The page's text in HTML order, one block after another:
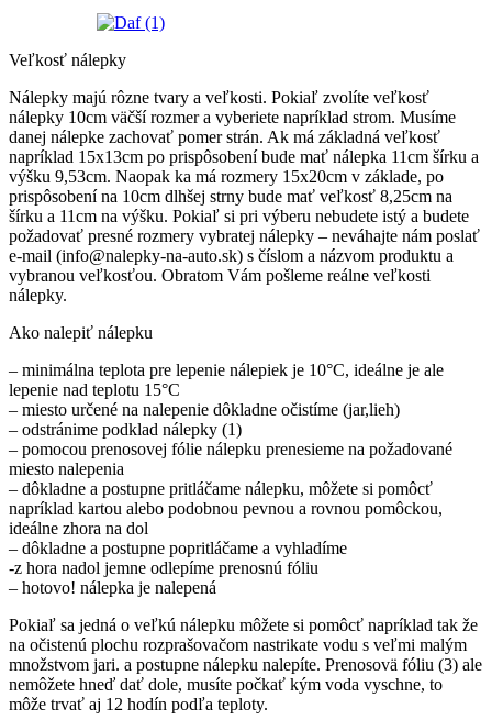
Veľkosť nálepky
Nálepky majú rôzne tvary a veľkosti. Pokiaľ zvolíte veľkosť
nálepky 10cm väčší rozmer a vyberiete napríklad strom. Musíme
danej nálepke zachovať pomer strán. Ak má základná veľkosť
napríklad 15x13cm po prispôsobení bude mať nálepka 11cm šírku a
výšku 9,53cm. Naopak ka má rozmery 15x20cm v základe, po
prispôsobení na 10cm dlhšej strny bude mať veľkosť 8,25cm na
šírku a 11cm na výšku. Pokiaľ si pri výberu nebudete istý a budete
požadovať presné rozmery vybratej nálepky – neváhajte nám poslať
e-mail (info@nalepky-na-auto.sk) s číslom a názvom produktu a
vybranou veľkosťou. Obratom Vám pošleme reálne veľkosti
nálepky.
Ako nalepiť nálepku
– minimálna teplota pre lepenie nálepiek je 10°C, ideálne je ale
lepenie nad teplotu 15°C
– miesto určené na nalepenie dôkladne očistíme (jar,lieh)
– odstránime podklad nálepky (1)
– pomocou prenosovej fólie nálepku prenesieme na požadované
miesto nalepenia
– dôkladne a postupne pritláčame nálepku, môžete si pomôcť
napríklad kartou alebo podobnou pevnou a rovnou pomôckou,
ideálne zhora na dol
– dôkladne a postupne popritláčame a vyhladíme
-z hora nadol jemne odlepíme prenosnú fóliu
– hotovo! nálepka je nalepená
Pokiaľ sa jedná o veľkú nálepku môžete si pomôcť napríklad tak že
na očistenú plochu rozprašovačom nastrikate vodu s veľmi malým
množstvom jari. a postupne nálepku nalepíte. Prenosovä fóliu (3) ale
nemôžete hneď dať dole, musíte počkať kým voda vyschne, to
môže trvať aj 12 hodín podľa teploty.